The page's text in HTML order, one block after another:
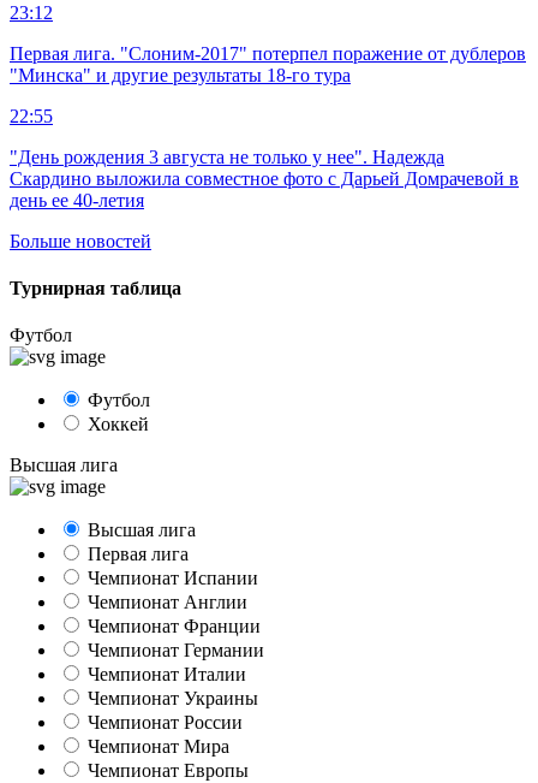
23:12
Первая лига. "Слоним-2017" потерпел поражение от дублеров
"Минска" и другие результаты 18-го тура
22:55
"День рождения 3 августа не только у нее". Надежда
Скардино выложила совместное фото с Дарьей Домрачевой в
день ее 40-летия
Больше новостей
Турнирная таблица
Футбол
Футбол
Хоккей
Высшая лига
Высшая лига
Первая лига
Чемпионат Испании
Чемпионат Англии
Чемпионат Франции
Чемпионат Германии
Чемпионат Италии
Чемпионат Украины
Чемпионат России
Чемпионат Мира
Чемпионат Европы